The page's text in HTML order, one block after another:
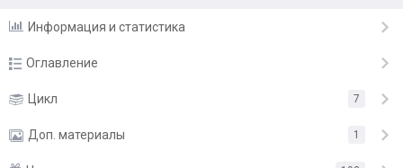
https://youtu.be/TfL4Ay4_kq8
🎵 Некрогимн (Вступай в ряды некромантов Империи!) (❗
Информация и статистика
Оглавление
Глава 1. Начало — огонь! 20 февр.
Глава 2. В атаку — минимум дважды! 20 февр.
Цикл 7
Доп. материалы 1